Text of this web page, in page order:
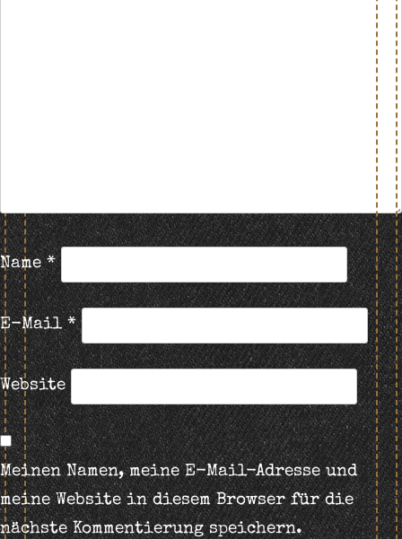
Name*
E-Mail*
Website
Meinen Namen, meine E-Mail-Adresse und
meine Website in diesem Browser für die
nächste Kommentierung speichern.